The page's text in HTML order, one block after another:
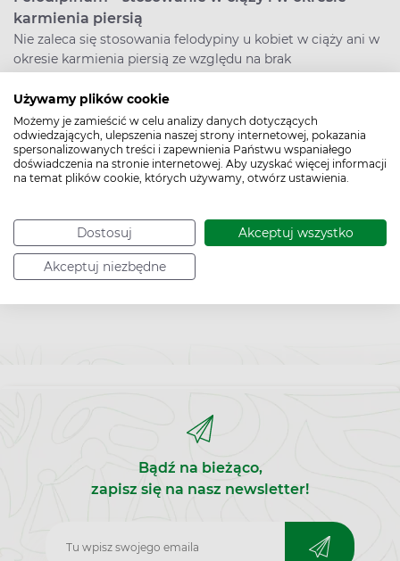
Używamy plików cookie
Możemy je zamieścić w celu analizy danych dotyczących
odwiedzających, ulepszenia naszej strony internetowej, pokazania
spersonalizowanych treści i zapewnienia Państwu wspaniałego
doświadczenia na stronie internetowej. Aby uzyskać więcej informacji
na temat plików cookie, których używamy, otwórz ustawienia.
Dostosuj Akceptuj wszystko
Akceptuj niezbędne
karmienia piersią
Nie zaleca się stosowania felodypiny u kobiet w ciąży ani w
okresie karmienia piersią ze względu na brak
stosowania tego leku w tym czasie. Zawsze zaleca się
wtedy konsultację z lekarzem przed rozpoczęciem lub
kontynuacją stosowania felodypiny.
>>Zdrowe serce – wprowadź w życie 10 nawyków
Felodypina występuje w postaci tabletek powlekanych lub
tabletek o zmodyfikowanym uwalnianiu.
>>
Pomiar ciśnienia tętniczego – na której ręce mierzyć
Bądź na bieżąco,
zapisz się na nasz newsletter!
Zapisz